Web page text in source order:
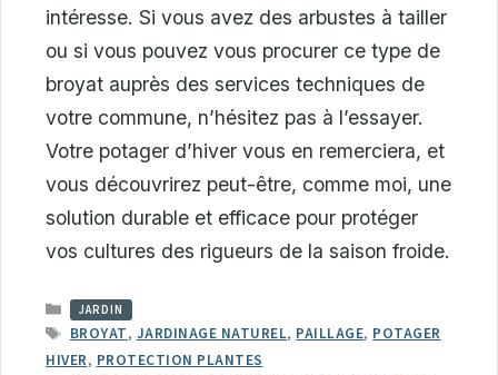
intéresse. Si vous avez des arbustes à tailler
ou si vous pouvez vous procurer ce type de
broyat auprès des services techniques de
votre commune, n’hésitez pas à l’essayer.
Votre potager d’hiver vous en remerciera, et
vous découvrirez peut-être, comme moi, une
solution durable et efficace pour protéger
vos cultures des rigueurs de la saison froide.
CATÉGORIES
JARDIN
ÉTIQUETTES
BROYAT, JARDINAGE NATUREL, PAILLAGE, POTAGER
HIVER, PROTECTION PLANTES